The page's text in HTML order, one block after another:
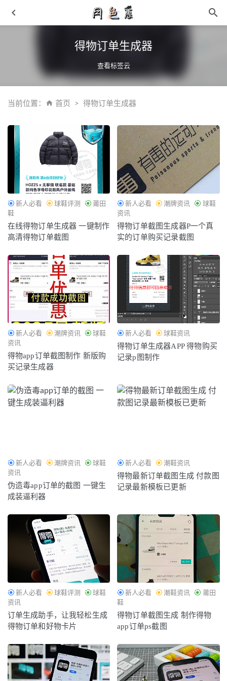
得物订单生成器
查看标签云
当前位置： 首页 得物订单生成器
新人必看 球鞋评测
莆田
鞋
在线得物订单生成器 一键制作
高清得物订单截图
新人必看 潮牌资讯
球鞋
资讯
得物订单截图生成器P一个真
实的订单购买记录截图
新人必看 潮牌资讯
球鞋
资讯
得物app订单截图制作 新版购
买记录生成器
新人必看 球鞋资讯
得物订单生成器APP 得物购买
记录p图制作
新人必看 潮牌资讯
球鞋
资讯
伪造毒app订单的截图 一键生
成装逼利器
新人必看 潮鞋资讯
得物最新订单截图生成 付款图
记录最新模板已更新
新人必看 球鞋评测
球鞋
资讯
订单生成助手，让我轻松生成
得物订单和好物卡片
新人必看 潮鞋资讯
莆田
鞋
得物订单截图生成 制作得物
app订单ps截图
2021-03-18
李宁全新无界 III 鞋款黑、白新色释出，健身鞋新作 2021-
10-08
有限·无限：楚和听香，探索“中国美”的新可能
2021-09-05
李宁 CJ·迈克勒姆一代发售讯息曝光，新配色曝光 2021-05-
31
GXG 品牌14年长青背后的双板斧：拥抱数字升级，共创年
轻文化 2021-08-26